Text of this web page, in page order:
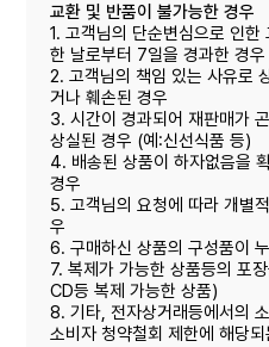
교환 및 반품이 불가능한 경우
1. 고객님의 단순변심으로 인
한 날로부터 7일을 경과한 경우
2. 고객님의 책임 있는 사유로
거나 훼손된 경우
3. 시간이 경과되어 재판매가
상실된 경우 (예:신선식품 등)
4. 배송된 상품이 하자없음을
경우
5. 고객님의 요청에 따라 개별
우
6. 구매하신 상품의 구성품이
7. 복제가 가능한 상품등의 포
CD등 복제 가능한 상품)
8. 기타, 전자상거래등에서의
소비자 청약철회 제한에 해당